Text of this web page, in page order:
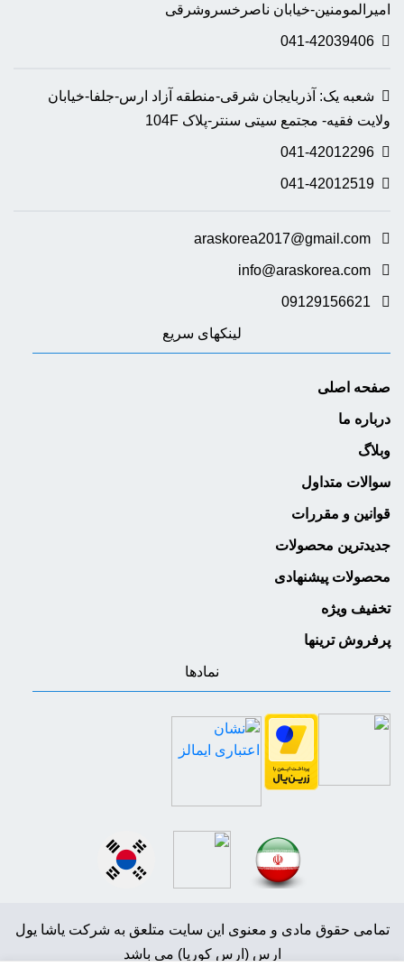
امیرالمومنین-خیابان ناصرخسروشرقی
041-42039406
شعبه یک: آذربایجان شرقی-منطقه آزاد ارس-جلفا-خیابان
ولایت فقیه- مجتمع سیتی سنتر-پلاک 104F
041-42012296
041-42012519
لینکهای سریع
صفحه اصلی
درباره ما
وبلاگ
سوالات متداول
قوانین و مقررات
جدیدترین محصولات
محصولات پیشنهادی
تخفیف ویژه
پرفروش ترینها
نمادها
تمامی حقوق مادی و معنوی این سایت متلعق به شرکت یاشا یول
ارس (ارس کوریا) می باشد